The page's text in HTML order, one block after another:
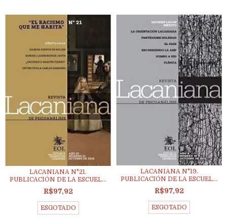
LACANIANA N°21.
PUBLICACIÓN DE LA ESCUEL...
R$97,92
ESGOTADO
LACANIANA N°19.
PUBLICACIÓN DE LA ESCUEL...
R$97,92
ESGOTADO